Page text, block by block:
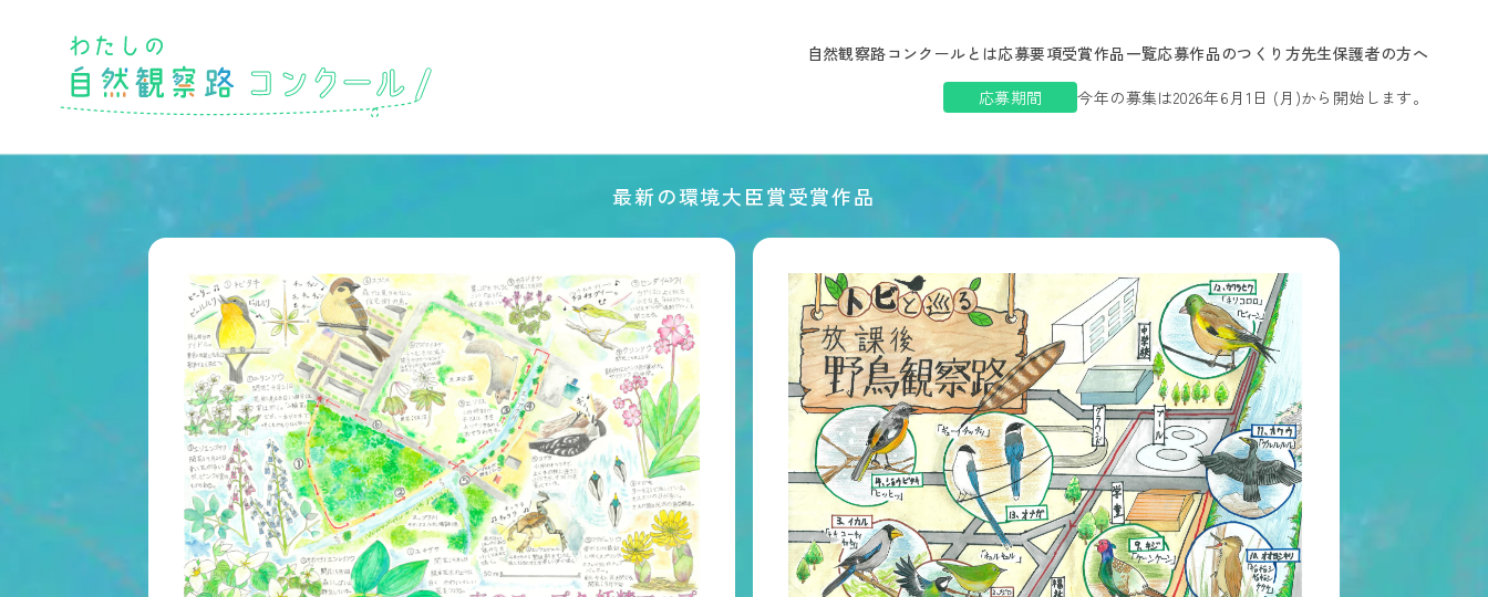
自然観察路コンクールとは応募要項受賞作品一覧応募作品のつくり方先生保護者の方へ
応募期間
今年の募集は2026年6月1日 (月)から開始します。
最新の環境大臣賞受賞作品